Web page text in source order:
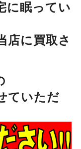
に眠ってい
店に買取さ
ていただ